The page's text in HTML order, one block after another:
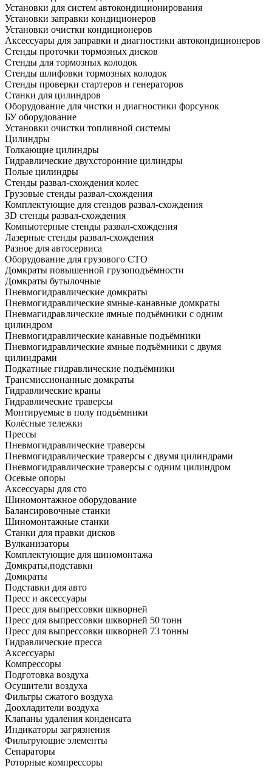
Установки для систем автокондиционирования
Установки заправки кондиционеров
Установки очистки кондиционеров
Аксессуары для заправки и диагностики автокондиционеров
Стенды проточки тормозных дисков
Стенды для тормозных колодок
Стенды шлифовки тормозных колодок
Стенды проверки стартеров и генераторов
Станки для цилиндров
Оборудование для чистки и диагностики форсунок
БУ оборудование
Установки очистки топливной системы
Цилиндры
Толкающие цилиндры
Гидравлические двухсторонние цилиндры
Полые цилиндры
Стенды развал-схождения колес
Грузовые стенды развал-схождения
Комплектующие для стендов развал-схождения
3D стенды развал-схождения
Компьютерные стенды развал-схождения
Лазерные стенды развал-схождения
Разное для автосервиса
Оборудование для грузового СТО
Домкраты повышенной грузоподъёмности
Домкраты бутылочные
Пневмогидравлические домкраты
Пневмогидравлические ямные-канавные домкраты
Пневмагидравлические ямные подъёмники с одним
цилиндром
Пневмогидравлические канавные подъёмники
Пневмогидравлические ямные подъёмники с двумя
цилиндрами
Подкатные гидравлические подъёмники
Трансмиссионанные домкраты
Гидравлические краны
Гидравлические траверсы
Монтируемые в полу подъёмники
Колёсные тележки
Прессы
Пневмогидравлические траверсы
Пневмогидравлические траверсы с двумя цилиндрами
Пневмогидравлические траверсы с одним цилиндром
Осевые опоры
Аксессуары для сто
Шиномонтажное оборудование
Балансировочные станки
Шиномонтажные станки
Станки для правки дисков
Вулканизаторы
Комплектующие для шиномонтажа
Домкраты,подставки
Домкраты
Подставки для авто
Пресс и аксессуары
Пресс для выпрессовки шкворней
Пресс для выпрессовки шкворней 50 тонн
Пресс для выпрессовки шкворней 73 тонны
Гидравлические пресса
Аксессуары
Компрессоры
Подготовка воздуха
Осушители воздуха
Фильтры сжатого воздуха
Доохладители воздуха
Клапаны удаления конденсата
Индикаторы загрязнения
Фильтрующие элементы
Сепараторы
Роторные компрессоры